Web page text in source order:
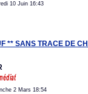
10 Juin 16:43
** SANS TRACE DE
2 Mars 18:54